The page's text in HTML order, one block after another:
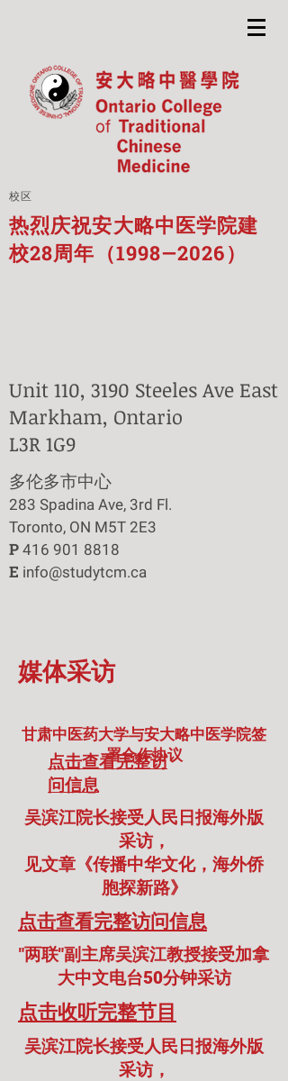
校区
热烈庆祝安大略中医学院建
校28周年（1998—2026）
Unit 110, 3190 Steeles Ave East
Markham, Ontario
L3R 1G9
​多伦多市中心
283 Spadina Ave, 3rd Fl.
Toronto, ON M5T 2E3
P 416 901 8818
E info@studytcm.ca
​媒体采访
​甘肃中医药大学与安大略中医学院签
署合作协议
​点击查看完整访
问信息
​吴滨江院长接受人民日报海外版
采访，
见文章《传播中华文化，海外侨
胞探新路》
​点击查看完整访问信息
​"两联"副主席吴滨江教授接受加拿
大中文电台50分钟采访
​点击收听完整节目
​吴滨江院长接受人民日报海外版
采访，